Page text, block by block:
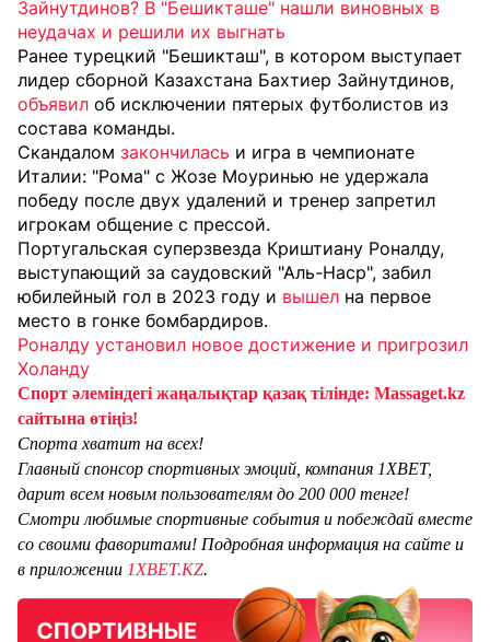
Зайнутдинов? В "Бешикташе" нашли виновных в
неудачах и решили их выгнать
Ранее турецкий "Бешикташ", в котором выступает
лидер сборной Казахстана Бахтиер Зайнутдинов,
объявил об исключении пятерых футболистов из
состава команды.
Скандалом закончилась и игра в чемпионате
Италии: "Рома" с Жозе Моуринью не удержала
победу после двух удалений и тренер запретил
игрокам общение с прессой.
Португальская суперзвезда Криштиану Роналду,
выступающий за саудовский "Аль-Наср", забил
юбилейный гол в 2023 году и вышел на первое
место в гонке бомбардиров.
Роналду установил новое достижение и пригрозил
Холанду
Спорт әлеміндегі жаңалықтар қазақ тілінде: Massaget.kz
сайтына өтіңіз!
Спорта хватит на всех!
Главный спонсор спортивных эмоций, компания 1XBET,
дарит всем новым пользователям до 200 000 тенге!
Смотри любимые спортивные события и побеждай вместе
со своими фаворитами! Подробная информация на сайте и
в приложении 1XBET.KZ.